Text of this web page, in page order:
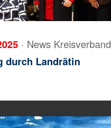
· News Kreisverband
durch Landrätin